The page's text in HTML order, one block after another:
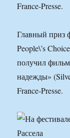
France-Presse.
Главный приз
People\’s
получил
надежды»
France-Presse.